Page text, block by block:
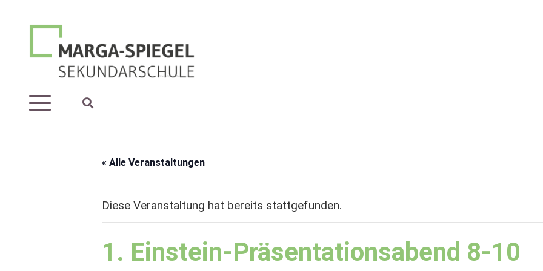
« Alle Veranstaltungen
Diese Veranstaltung hat bereits stattgefunden.
1. Einstein-Präsentationsabend 8-10